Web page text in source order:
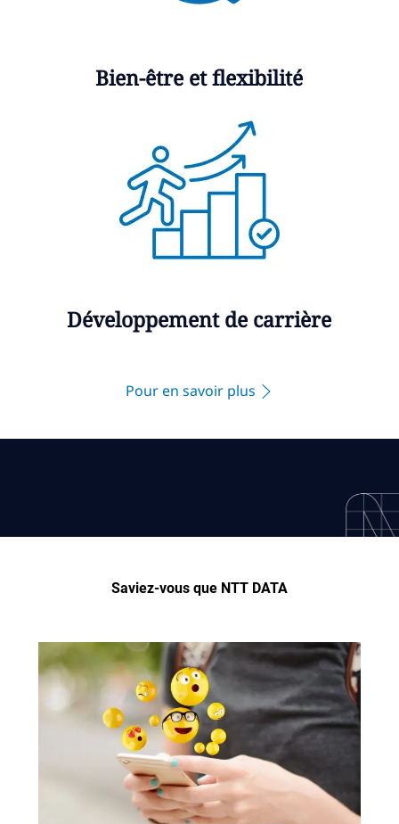
Bien-être et flexibilité
Développement de carrière
Pour en savoir plus
Saviez-vous que NTT DATA